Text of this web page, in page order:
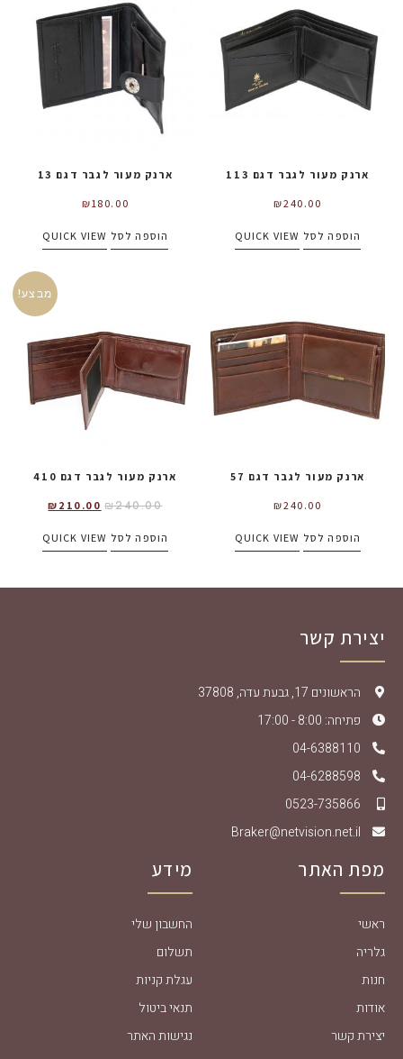
ארנק מעור לגבר דגם 113
₪240.00
הוספה לסל QUICK VIEW
ארנק מעור לגבר דגם 13
₪180.00
הוספה לסל QUICK VIEW
ארנק מעור לגבר דגם 57
₪240.00
הוספה לסל QUICK VIEW
מבצע!
ארנק מעור לגבר דגם 410
₪240.00
₪ 210.00
הוספה לסל QUICK VIEW
יצירת קשר
הראשונים 17, גבעת עדה, 37808
פתיחה: 8:00 - 17:00
04-6388110
04-6288598
0523-735866
Braker@netvision.net.il
מפת האתר
ראשי
גלריה
חנות
אודות
יצירת קשר
מידע
החשבון שלי
תשלום
עגלת קניות
תנאי ביטול
נגישות האתר